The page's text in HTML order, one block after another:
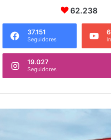
62.238
37.151
Seguidores
19.027
Seguidores